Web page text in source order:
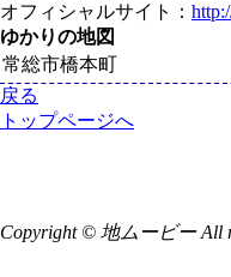
オフィシャルサイト：
ゆかりの地図
常総市橋本町
戻る
トップページへ
Copyright © 地ムービー All